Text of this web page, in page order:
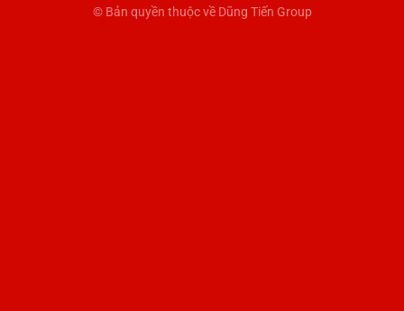
© Bản quyền thuộc về Dũng Tiến Group